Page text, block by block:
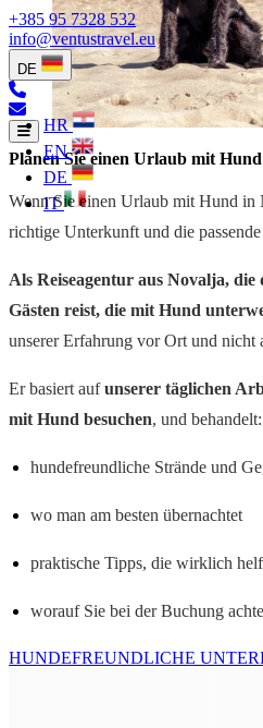
+385 95 7328 532
info@ventustravel.eu
DE
HR
EN
DE
IT
Planen Sie einen Urlaub mit
Wenn Sie einen Urlaub mit Hund in
richtige Unterkunft und die
Als Reiseagentur aus Novalja,
Gästen reist, die mit Hund
unserer Erfahrung vor Ort und nicht
Er basiert aufunserer täglichen
mit Hund besuchen, und behandelt:
hundefreundliche Strände und
wo man am besten übernachtet
praktische Tipps, die wirklich
worauf Sie bei der Buchung
HUNDEFREUNDLICHE